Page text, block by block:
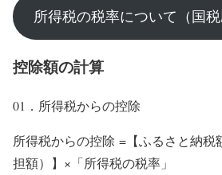
所得税の税率について（国税
控除額の計算
01．所得税からの控除
所得税からの控除 =【ふるさと納税
担額）】×「所得税の税率」